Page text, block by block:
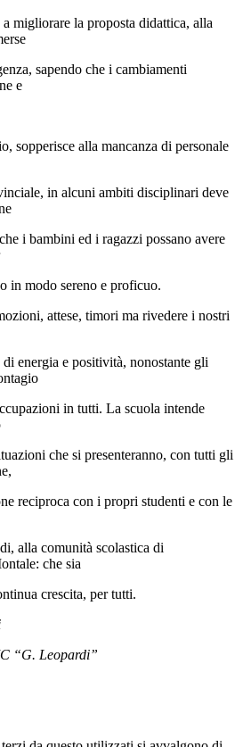
migliorare la proposta didattica, alla
sapendo che i cambiamenti
e
sopperisce alla mancanza di personale
in alcuni ambiti disciplinari deve
i bambini ed i ragazzi possano avere
in modo sereno e proficuo.
attese, timori ma rivedere i nostri
energia e positività, nonostante gli
in tutti. La scuola intende
che si presenteranno, con tutti gli
reciproca con i propri studenti e con le
alla comunità scolastica di
che sia
crescita, per tutti.
“G. Leopardi”